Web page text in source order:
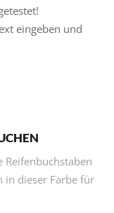
eingeben und
Reifenbuchstaben
in dieser Farbe für